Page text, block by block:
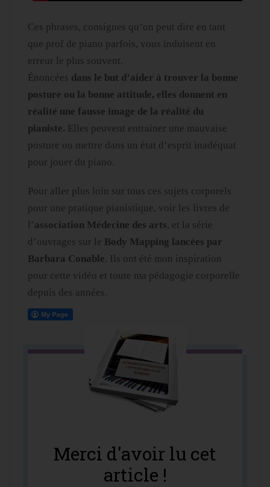
Ces phrases, consignes qu’on peut dire en tant
que prof de piano parfois, vous induisent en
erreur le plus souvent.
Énoncées dans le but d’aider à trouver la bonne
posture ou la bonne attitude, elles donnent en
réalité une fausse image de la réalité du
pianiste. Elles peuvent entrainer une mauvaise
posture ou mettre dans un état d’esprit inadéquat
pour jouer du piano.
Pour aller plus loin sur tous ces sujets corporels
pour une pratique pianistique, voir les livres de
l’association Médecine des arts, et la série
d’ouvrages sur le Body Mapping lancées par
Barbara Conable. Ils ont été mon inspiration
pour cette vidéo et toute ma pédagogie corporelle
depuis des années.
Merci d'avoir lu cet
article !